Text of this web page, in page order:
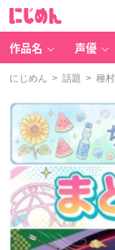
作品名 声優
にじめん > 話題 > 種